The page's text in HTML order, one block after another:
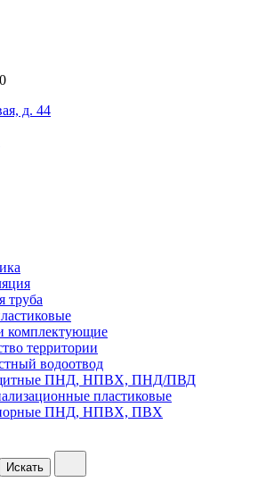
д. 44
труба
комплектующие
территории
водоотвод
ПНД, НПВХ, ПНД/ПВД
пластиковые
ПНД, НПВХ, ПВХ